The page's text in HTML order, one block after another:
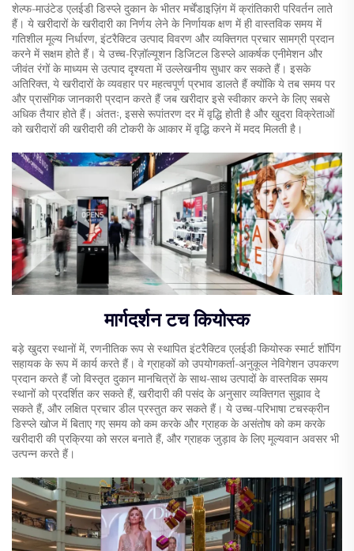
शेल्फ-माउंटेड एलईडी डिस्प्ले दुकान के भीतर मर्चेंडाइज़िंग में क्रांतिकारी परिवर्तन लाते
हैं। ये खरीदारों के खरीदारी का निर्णय लेने के निर्णायक क्षण में ही वास्तविक समय में
गतिशील मूल्य निर्धारण, इंटरैक्टिव उत्पाद विवरण और व्यक्तिगत प्रचार सामग्री प्रदान
करने में सक्षम होते हैं। ये उच्च-रिज़ॉल्यूशन डिजिटल डिस्प्ले आकर्षक एनीमेशन और
जीवंत रंगों के माध्यम से उत्पाद दृश्यता में उल्लेखनीय सुधार कर सकते हैं। इसके
अतिरिक्त, ये खरीदारों के व्यवहार पर महत्वपूर्ण प्रभाव डालते हैं क्योंकि ये तब समय पर
और प्रासंगिक जानकारी प्रदान करते हैं जब खरीदार इसे स्वीकार करने के लिए सबसे
अधिक तैयार होते हैं। अंततः, इससे रूपांतरण दर में वृद्धि होती है और खुदरा विक्रेताओं
को खरीदारों की खरीदारी की टोकरी के आकार में वृद्धि करने में मदद मिलती है।
मार्गदर्शन टच कियोस्क
बड़े खुदरा स्थानों में, रणनीतिक रूप से स्थापित इंटरैक्टिव एलईडी कियोस्क स्मार्ट शॉपिंग
सहायक के रूप में कार्य करते हैं। वे ग्राहकों को उपयोगकर्ता-अनुकूल नेविगेशन उपकरण
प्रदान करते हैं जो विस्तृत दुकान मानचित्रों के साथ-साथ उत्पादों के वास्तविक समय
स्थानों को प्रदर्शित कर सकते हैं, खरीदारी की पसंद के अनुसार व्यक्तिगत सुझाव दे
सकते हैं, और लक्षित प्रचार डील प्रस्तुत कर सकते हैं। ये उच्च-परिभाषा टचस्क्रीन
डिस्प्ले खोज में बिताए गए समय को कम करके और ग्राहक के असंतोष को कम करके
खरीदारी की प्रक्रिया को सरल बनाते हैं, और ग्राहक जुड़ाव के लिए मूल्यवान अवसर भी
उत्पन्न करते हैं।